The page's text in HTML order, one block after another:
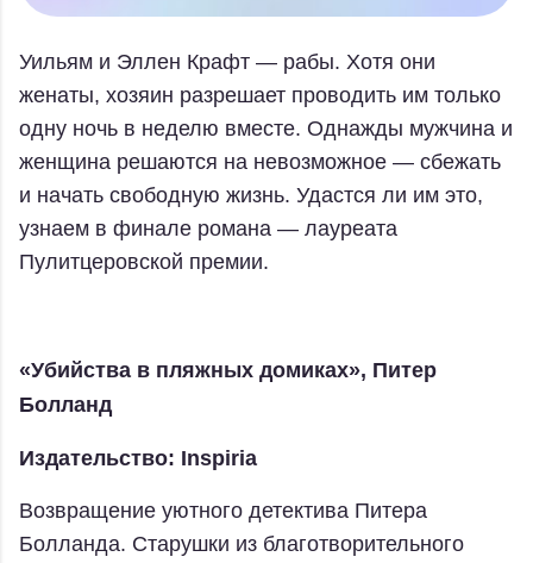
Уильям и Эллен Крафт — рабы. Хотя они
женаты, хозяин разрешает проводить им только
одну ночь в неделю вместе. Однажды мужчина и
женщина решаются на невозможное — сбежать
и начать свободную жизнь. Удастся ли им это,
узнаем в финале романа — лауреата
Пулитцеровской премии.
«Убийства в пляжных домиках», Питер
Болланд
Издательство: Inspiria
Возвращение уютного детектива Питера
Болланда. Старушки из благотворительного